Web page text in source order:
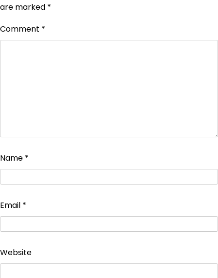
are marked *
Comment *
Name *
Email *
Website